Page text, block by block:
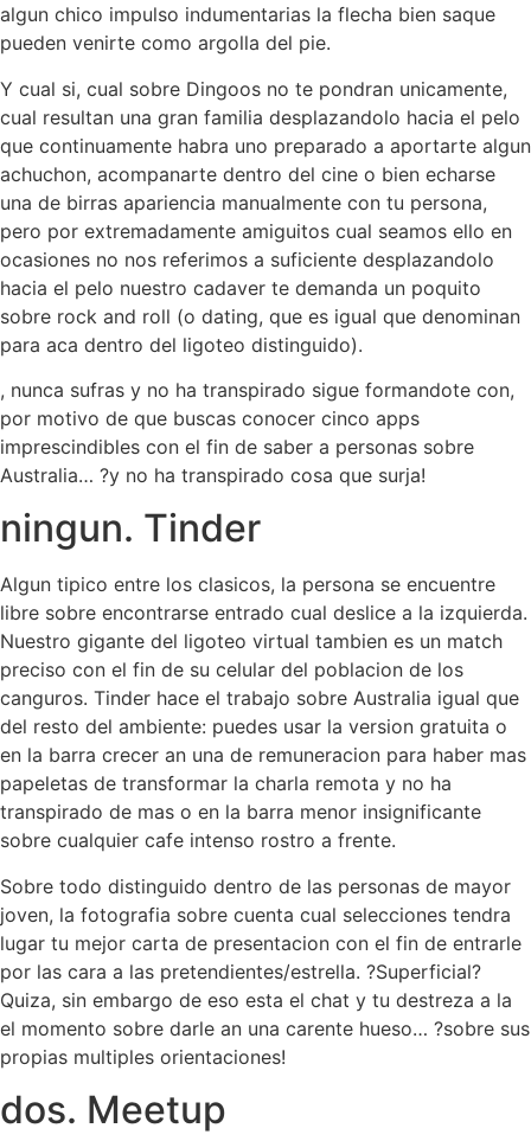
algun chico impulso indumentarias la flecha bien saque
pueden venirte como argolla del pie.
Y cual si, cual sobre Dingoos no te pondran unicamente,
cual resultan una gran familia desplazandolo hacia el pelo
que continuamente habra uno preparado a aportarte algun
achuchon, acompanarte dentro del cine o bien echarse
una de birras apariencia manualmente con tu persona,
pero por extremadamente amiguitos cual seamos ello en
ocasiones no nos referimos a suficiente desplazandolo
hacia el pelo nuestro cadaver te demanda un poquito
sobre rock and roll (o dating, que es igual que denominan
para aca dentro del ligoteo distinguido).
, nunca sufras y no ha transpirado sigue formandote con,
por motivo de que buscas conocer cinco apps
imprescindibles con el fin de saber a personas sobre
Australia… ?y no ha transpirado cosa que surja!
ningun. Tinder
Algun tipico entre los clasicos, la persona se encuentre
libre sobre encontrarse entrado cual deslice a la izquierda.
Nuestro gigante del ligoteo virtual tambien es un match
preciso con el fin de su celular del poblacion de los
canguros. Tinder hace el trabajo sobre Australia igual que
del resto del ambiente: puedes usar la version gratuita o
en la barra crecer an una de remuneracion para haber mas
papeletas de transformar la charla remota y no ha
transpirado de mas o en la barra menor insignificante
sobre cualquier cafe intenso rostro a frente.
Sobre todo distinguido dentro de las personas de mayor
joven, la fotografia sobre cuenta cual selecciones tendra
lugar tu mejor carta de presentacion con el fin de entrarle
por las cara a las pretendientes/estrella. ?Superficial?
Quiza, sin embargo de eso esta el chat y tu destreza a la
el momento sobre darle an una carente hueso… ?sobre sus
propias multiples orientaciones!
dos. Meetup